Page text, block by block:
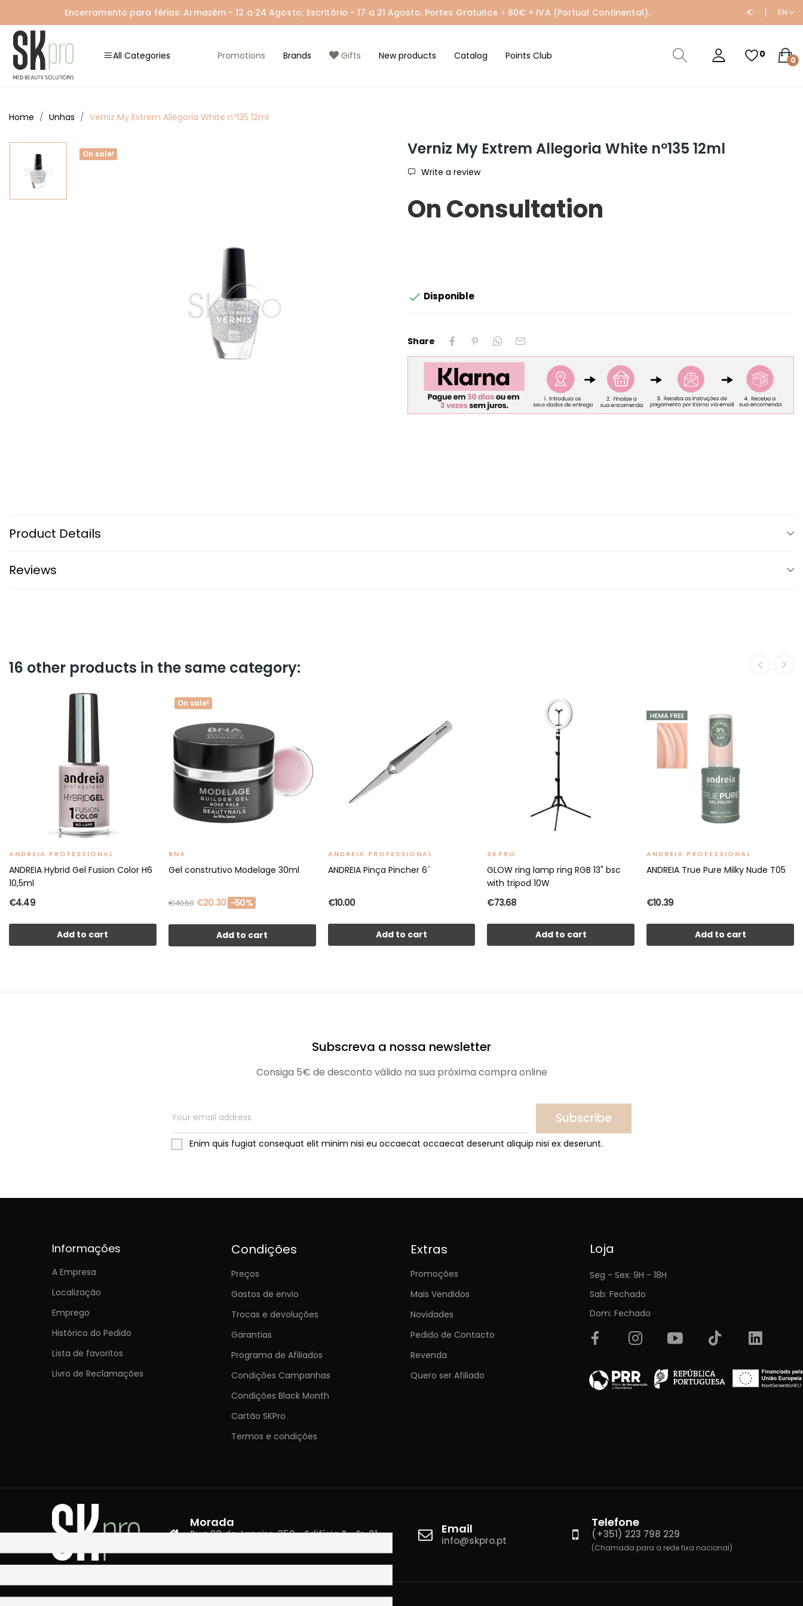
Encerramento para férias: Armazém - 12 a 24 Agosto; Escritório - 17 a 21 Agosto. Portes Gratuitos > 80€ + IVA (Portual Continental). € EN
All Categories Promotions Brands Gifts New products Catalog Points Club 0
0
Home Unhas Verniz My Extrem Allegoria White nº135 12ml
On sale! Verniz My Extrem Allegoria White nº135 12ml
Write a review
On Consultation
 Disponible
Share
Product Details
Reviews
16 other products in the same category:
ANDREIA PROFESSIONAL
ANDREIA Hybrid Gel Fusion Color H6
10,5ml
€4.49
Add to cart
On sale!
BNA
Gel construtivo Modelage 30ml
€40.60 €20.30 -50%
Add to cart
ANDREIA PROFESSIONAL
ANDREIA Pinça Pincher 6´
€10.00
Add to cart
SKPRO
GLOW ring lamp ring RGB 13" bsc
with tripod 10W
€73.68
Add to cart
ANDREIA PROFESSIONAL
ANDREIA True Pure Milky Nude T05
€10.39
Add to cart
Subscreva a nossa newsletter
Consiga 5€ de desconto válido na sua próxima compra online
Subscribe
Enim quis fugiat consequat elit minim nisi eu occaecat occaecat deserunt aliquip nisi ex deserunt.
Informações
A Empresa
Localização
Emprego
Histórico do Pedido
Lista de favoritos
Livro de Reclamações
Condições
Preços
Gastos de envio
Trocas e devoluções
Garantias
Programa de Afiliados
Condições Campanhas
Condições Black Month
Cartão SKPro
Termos e condições
Extras
Promoções
Mais Vendidos
Novidades
Pedido de Contacto
Revenda
Quero ser Afiliado
Loja
Seg - Sex: 9H - 18H
Sab: Fechado
Dom: Fechado
Morada
Rua 28 de Janeiro, 350 - Edifício T - Fr. 01
Email
info@skpro.pt
Telefone
(+351) 223 798 229
(Chamada para a rede fixa nacional)